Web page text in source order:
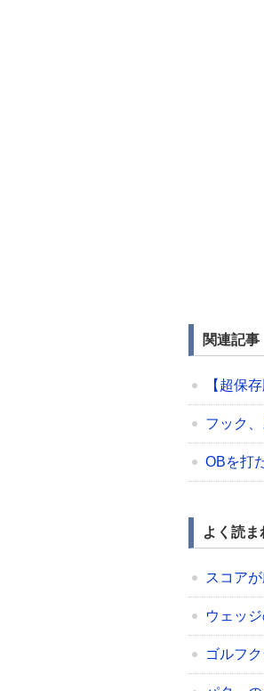
関連記事
【超保
フック
OBを打
よく読
スコア
ウェッ
ゴルフ